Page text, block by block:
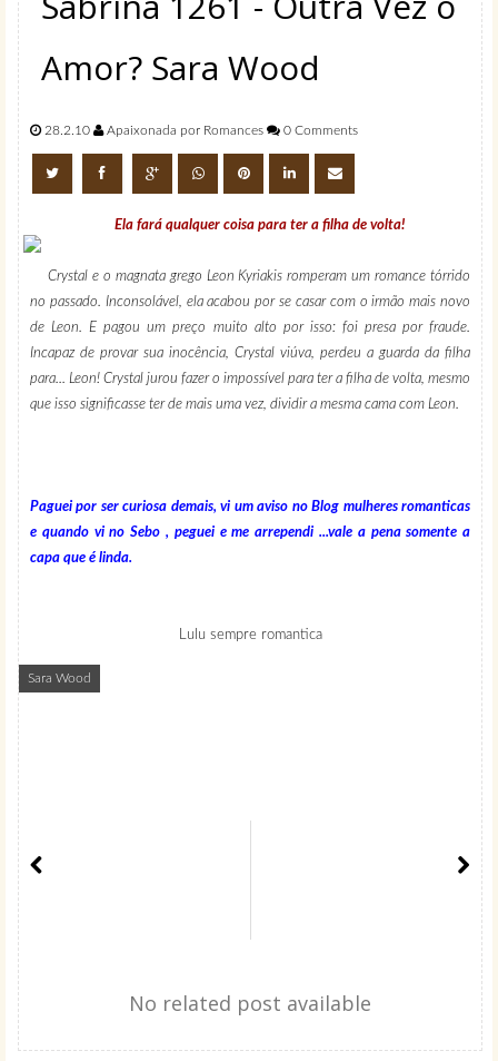
Sara Wood
Amor? Sara Wood
28.2.10 Apaixonada por Romances 0 Comments
Ela fará qualquer coisa para ter a filha de volta!
Crystal e o magnata grego Leon Kyriakis romperam um romance tórrido
no passado. Inconsolável, ela acabou por se casar com o irmão mais novo
de Leon. E pagou um preço muito alto por isso: foi presa por fraude.
Incapaz de provar sua inocência, Crystal viúva, perdeu a guarda da filha
para... Leon! Crystal jurou fazer o impossível para ter a filha de volta, mesmo
que isso significasse ter de mais uma vez, dividir a mesma cama com Leon.
Paguei por ser curiosa demais, vi um aviso no Blog mulheres romanticas
e quando vi no Sebo , peguei e me arrependi ...vale a pena somente a
capa que é linda.
Lulu sempre romantica
No related post available